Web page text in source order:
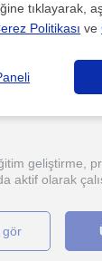
Zeka
dersler
geliştirme,
aktif olarak
gör
tıklayarak,
Politikası ve